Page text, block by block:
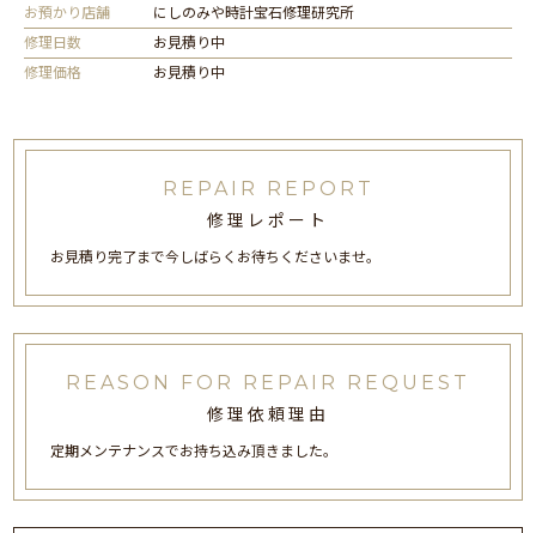
お預かり店舗
にしのみや時計宝石修理研究所
修理日数
お見積り中
修理価格
お見積り中
REPAIR REPORT
修理レポート
お見積り完了まで今しばらくお待ちくださいませ。
REASON FOR REPAIR REQUEST
修理依頼理由
定期メンテナンスでお持ち込み頂きました。